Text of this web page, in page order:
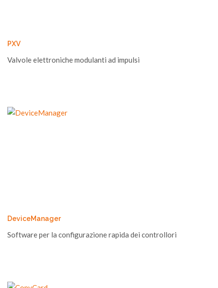
PXV
Valvole elettroniche modulanti ad impulsi
DeviceManager
Software per la configurazione rapida dei controllori